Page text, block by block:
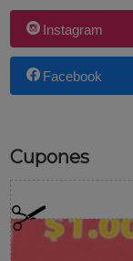
Instagram
Facebook
Cupones